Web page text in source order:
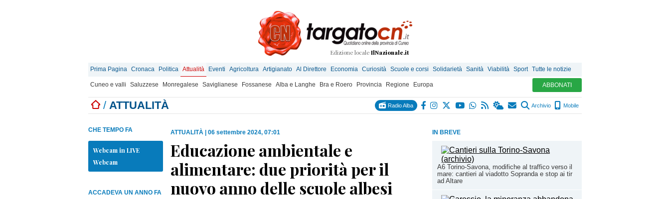
Edizione locale IlNazionale.it
Prima Pagina Cronaca Politica Attualità Eventi Agricoltura Artigianato Al Direttore Economia Curiosità Scuole e corsi Solidarietà Sanità Viabilità Sport Tutte le notizie
Cuneo e valli Saluzzese Monregalese Saviglianese Fossanese Alba e Langhe Bra e Roero Provincia Regione Europa ABBONATI
/ ATTUALITÀ Radio Alba Archivio Mobile
IN BREVE
A6 Torino-Savona, modifiche al traffico verso il
mare: cantieri al viadotto Sopranda e stop ai tir
ad Altare
CHE TEMPO FA
Webcam in LIVE
Webcam
ACCADEVA UN ANNO FA
ATTUALITÀ 06 settembre 2024, 07:01
Educazione ambientale e
alimentare: due priorità per il
nuovo anno delle scuole albesi